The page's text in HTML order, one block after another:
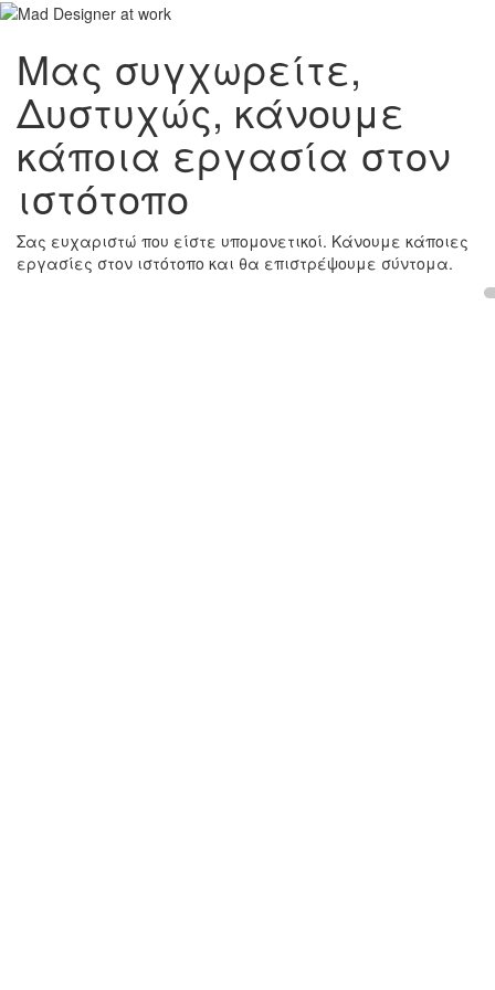
Μας συγχωρείτε,
Δυστυχώς, κάνουμε
κάποια εργασία στον
ιστότοπο
Σας ευχαριστώ που είστε υπομονετικοί. Κάνουμε κάποιες
εργασίες στον ιστότοπο και θα επιστρέψουμε σύντομα.